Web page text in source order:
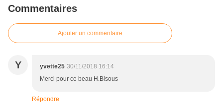
Commentaires
Ajouter un commentaire
Y yvette25 30/11/2018 16:14
Merci pour ce beau H.Bisous
Répondre